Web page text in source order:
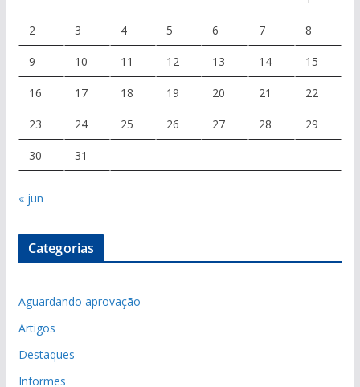
2 3 4 5 6 7 8
9 10 11 12 13 14 15
16 17 18 19 20 21 22
23 24 25 26 27 28 29
30 31
« jun
Categorias
Aguardando aprovação
Artigos
Destaques
Informes